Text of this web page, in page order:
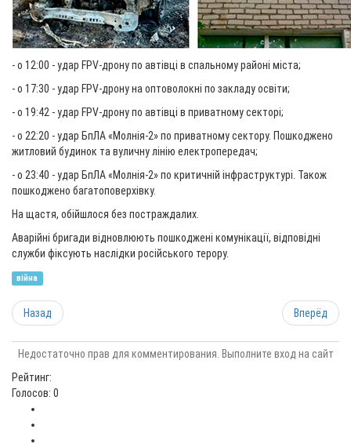
- о 12:00 - удар FPV-дрону по автівці в спальному районі міста;
- о 17:30 - удар FPV-дрону на оптоволокні по закладу освіти;
- о 19:42 - удар FPV-дрону по автівці в приватному секторі;
- о 22:20 - удар БпЛА «Молнія-2» по приватному сектору. Пошкоджено
житловий будинок та вуличну лінію електропередач;
- о 23:40 - удар БпЛА «Молнія-2» по критичній інфраструктурі. Також
пошкоджено багатоповерхівку.
На щастя, обійшлося без постраждалих.
Аварійні бригади відновлюють пошкоджені комунікації, відповідні
служби фіксують наслідки російського терору.
війна
Назад Вперёд
Недостаточно прав для комментирования. Выполните вход на сайт
Рейтинг:
Голосов: 0